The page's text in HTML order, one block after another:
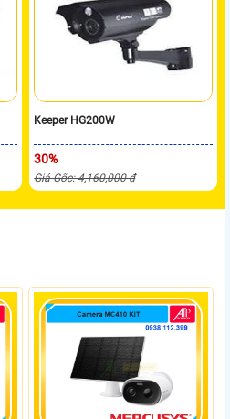
Keeper HG200W
30%
Giá Gốc: 4,160,000 ₫